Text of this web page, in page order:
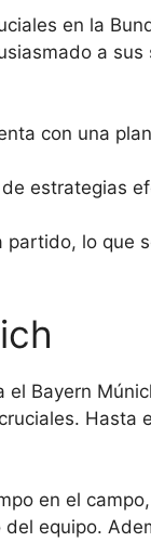
en la
a sus
con una
estrategias
lo que
Bayern
Hasta
en el
equipo.